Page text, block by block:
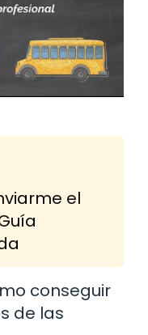
el
conseguir
de las